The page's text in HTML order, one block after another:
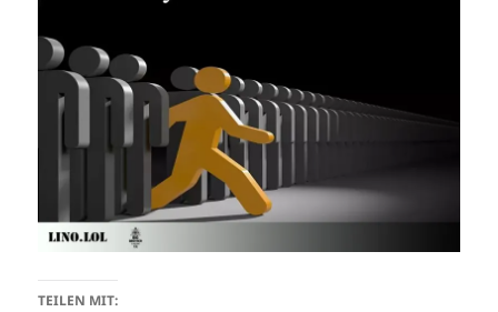
TEILEN MIT: